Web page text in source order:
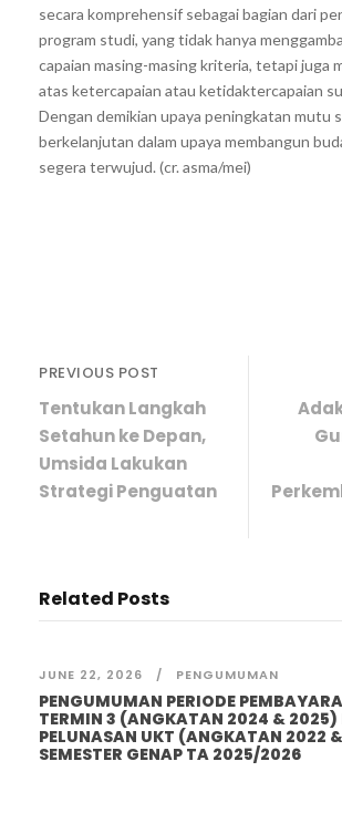
secara komprehensif sebagai bagian dari
program studi, yang tidak hanya
capaian masing-masing kriteria, tetapi juga
atas ketercapaian atau ketidaktercapaian
Dengan demikian upaya peningkatan mutu
berkelanjutan dalam upaya membangun
segera terwujud. (cr. asma/mei)
PREVIOUS POST
Tentukan Langkah
Setahun ke Depan,
Umsida Lakukan
Strategi Penguatan
Related Posts
JUNE 22, 2026 PENGUMUMAN
PENGUMUMAN PERIODE
TERMIN 3 (ANGKATAN 2024 & 2025)
PELUNASAN UKT (ANGKATAN 2022
SEMESTER GENAP TA 2025/2026